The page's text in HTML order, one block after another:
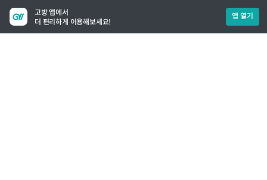
고방 앱에서
더 편리하게 이용해보세요!
앱 열기